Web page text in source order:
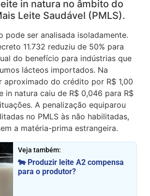
in natura no âmbito do
Leite Saudável (PMLS).
pode ser analisada isoladamente.
11.732 reduziu de 50% para
do benefício para indústrias que
lácteos importados. Na
aproximado do crédito por R$ 1,00
in natura caiu de R$ 0,046 para R$
A penalização equiparou
no PMLS às não habilitadas,
a matéria-prima estrangeira.
Veja também:
🐄 Produzir leite A2 compensa
para o produtor?